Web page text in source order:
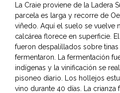
La Craie proviene de la Ladera
parcela es larga y recorre de
viñedo. Aquí el suelo se vuelve
calcárea florece en superficie.
fueron despalillados sobre
fermentaron. La fermentación
indígenas y la vinificación se
pisoneo diario. Los hollejos
vino durante 40 días. La crianza